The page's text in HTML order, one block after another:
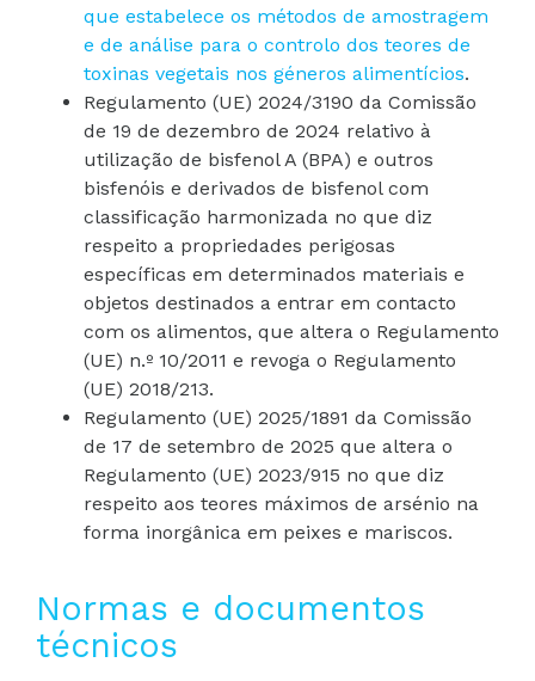
que estabelece os métodos de amostragem
e de análise para o controlo dos teores de
toxinas vegetais nos géneros alimentícios.
Regulamento (UE) 2024/3190 da Comissão
de 19 de dezembro de 2024 relativo à
utilização de bisfenol A (BPA) e outros
bisfenóis e derivados de bisfenol com
classificação harmonizada no que diz
respeito a propriedades perigosas
específicas em determinados materiais e
objetos destinados a entrar em contacto
com os alimentos, que altera o Regulamento
(UE) n.º 10/2011 e revoga o Regulamento
(UE) 2018/213.
Regulamento (UE) 2025/1891 da Comissão
de 17 de setembro de 2025 que altera o
Regulamento (UE) 2023/915 no que diz
respeito aos teores máximos de arsénio na
forma inorgânica em peixes e mariscos.
Normas e documentos
técnicos